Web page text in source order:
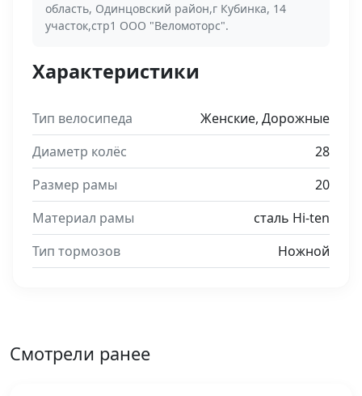
область, Одинцовский район,г Кубинка, 14
участок,стр1 ООО "Веломоторс".
Характеристики
Тип велосипеда
Женские, Дорожные
Диаметр колёс
28
Размер рамы
20
Материал рамы
сталь Hi-ten
Тип тормозов
Ножной
Смотрели ранее